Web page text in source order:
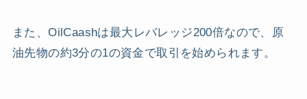
また、OilCaashは最大レバレッジ200倍なので、原
油先物の約3分の1の資金で取引を始められます。